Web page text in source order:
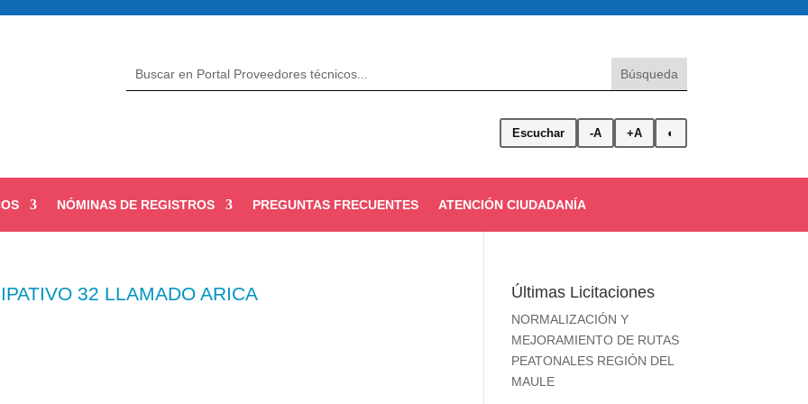
Escuchar -A +A ◐
NÓMINAS DE REGISTROS PREGUNTAS FRECUENTES ATENCIÓN CIUDADANÍA
32 LLAMADO ARICA Últimas Licitaciones
NORMALIZACIÓN Y
MEJORAMIENTO DE RUTAS
PEATONALES REGIÓN DEL
MAULE